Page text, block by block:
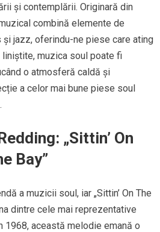
și contemplării. Originară din
combină elemente de
jazz, oferindu-ne piese care ating
muzica soul poate fi
o atmosferă caldă și
a celor mai bune piese soul
„Sittin’ On
Bay”
a muzicii soul, iar „Sittin’ On The
dintre cele mai reprezentative
1968, această melodie emană o